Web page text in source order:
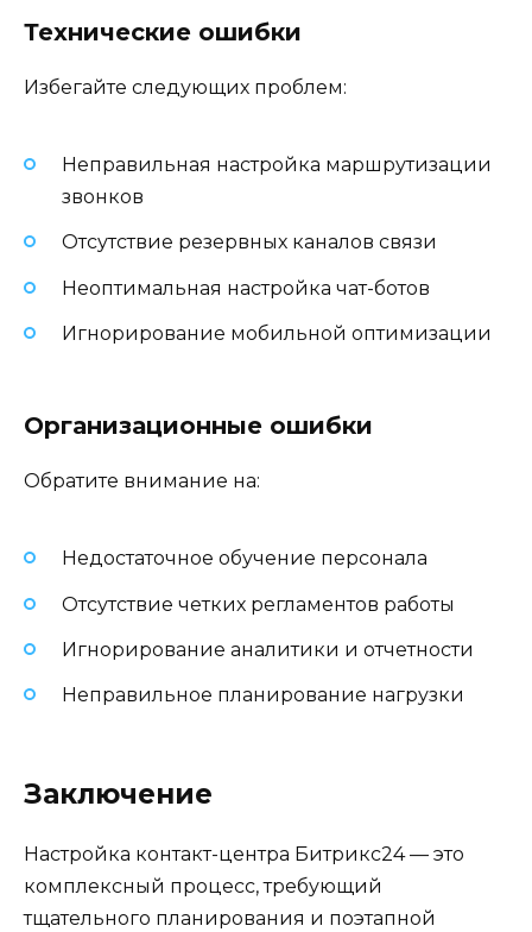
Технические ошибки
Избегайте следующих проблем:
Неправильная настройка маршрутизации
звонков
Отсутствие резервных каналов связи
Неоптимальная настройка чат-ботов
Игнорирование мобильной оптимизации
Организационные ошибки
Обратите внимание на:
Недостаточное обучение персонала
Отсутствие четких регламентов работы
Игнорирование аналитики и отчетности
Неправильное планирование нагрузки
Заключение
Настройка контакт-центра Битрикс24 — это
комплексный процесс, требующий
тщательного планирования и поэтапной